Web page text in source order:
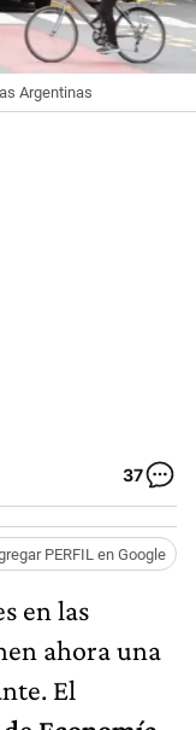
Argentinas
37
PERFIL en Google
en las
ahora una
El